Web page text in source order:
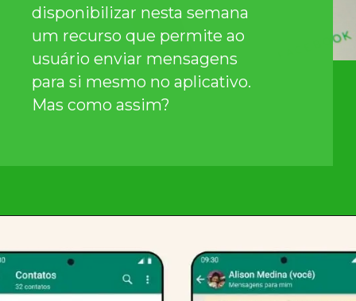
disponibilizar nesta semana
um recurso que permite ao
usuário enviar mensagens
para si mesmo no aplicativo.
Mas como assim?